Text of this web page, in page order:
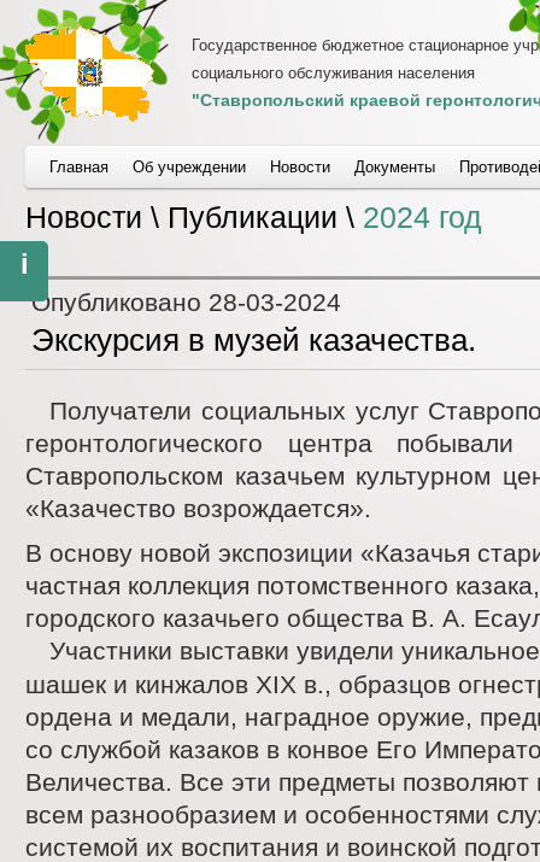
Государственное бюджетное стационарное
социального обслуживания населения
"Ставропольский краевой
i
Главная Об учреждении Новости Документы
Новости \ Публикации \ 2024 год
Опубликовано 28-03-2024
Экскурсия в музей казачества.
Получатели социальных услуг
геронтологического центра
Ставропольском казачьем культурном
«Казачество возрождается».
В основу новой экспозиции «Казачья
частная коллекция потомственного
городского казачьего общества В. А.
Участники выставки увидели
шашек и кинжалов XIX в., образцов
ордена и медали, наградное оружие,
со службой казаков в конвое Его
Величества. Все эти предметы позволяют
всем разнообразием и особенностями
системой их воспитания и воинской